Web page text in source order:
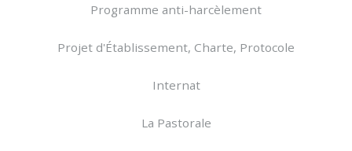
Programme anti-harcèlement
Projet d'Établissement, Charte, Protocole
Internat
La Pastorale